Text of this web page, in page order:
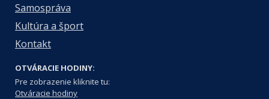
Samospráva
Kultúra a šport
Kontakt
OTVÁRACIE HODINY:
Pre zobrazenie kliknite tu:
Otváracie hodiny